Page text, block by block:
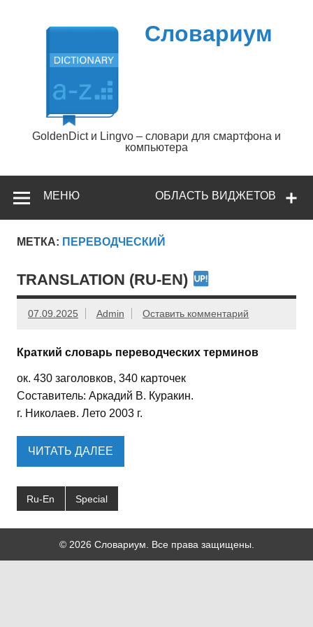
содержимому
Словариум
GoldenDict и Lingvo – словари для смартфона и
компьютера
ОБЛАСТЬ ВИДЖЕТОВ
МЕНЮ
МЕТКА: ПЕРЕВОДЧЕСКИЙ
TRANSLATION (RU-EN)
07.09.2025 Admin Оставить комментарий
Краткий словарь переводческих терминов
ок. 430 заголовков, 340 карточек
Составитель: Аркадий В. Куракин.
г. Николаев. Лето 2003 г.
ЧИТАТЬ ДАЛЕЕ
Ru-En Special
© 2026 Словариум. Все права защищены.